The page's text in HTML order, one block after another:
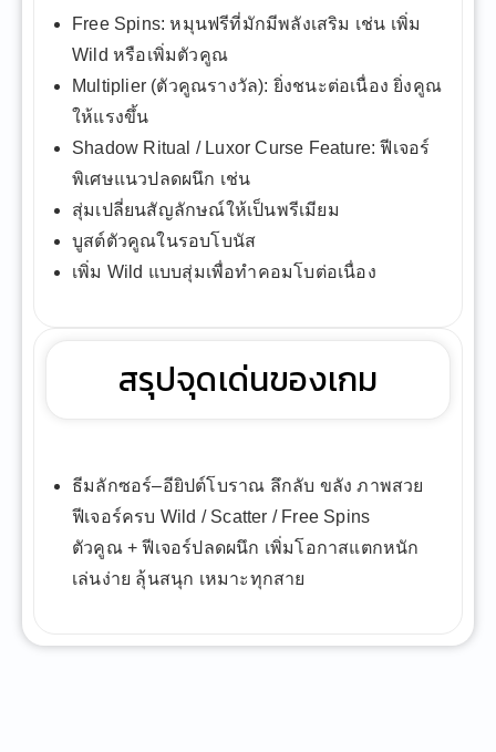
Free Spins: หมุนฟรีที่มักมีพลังเสริม เช่น เพิ่ม
Wild หรือเพิ่มตัวคูณ
Multiplier (ตัวคูณรางวัล): ยิ่งชนะต่อเนื่อง ยิ่งคูณ
ให้แรงขึ้น
Shadow Ritual / Luxor Curse Feature: ฟีเจอร์
พิเศษแนวปลดผนึก เช่น
สุ่มเปลี่ยนสัญลักษณ์ให้เป็นพรีเมียม
บูสต์ตัวคูณในรอบโบนัส
เพิ่ม Wild แบบสุ่มเพื่อทำคอมโบต่อเนื่อง
สรุปจุดเด่นของเกม
ธีมลักซอร์–อียิปต์โบราณ ลึกลับ ขลัง ภาพสวย
ฟีเจอร์ครบ Wild / Scatter / Free Spins
ตัวคูณ + ฟีเจอร์ปลดผนึก เพิ่มโอกาสแตกหนัก
เล่นง่าย ลุ้นสนุก เหมาะทุกสาย